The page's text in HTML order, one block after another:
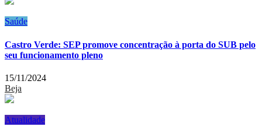
Saúde
Castro Verde: SEP promove concentração à porta do SUB pelo
seu funcionamento pleno
15/11/2024
Beja
Atualidade